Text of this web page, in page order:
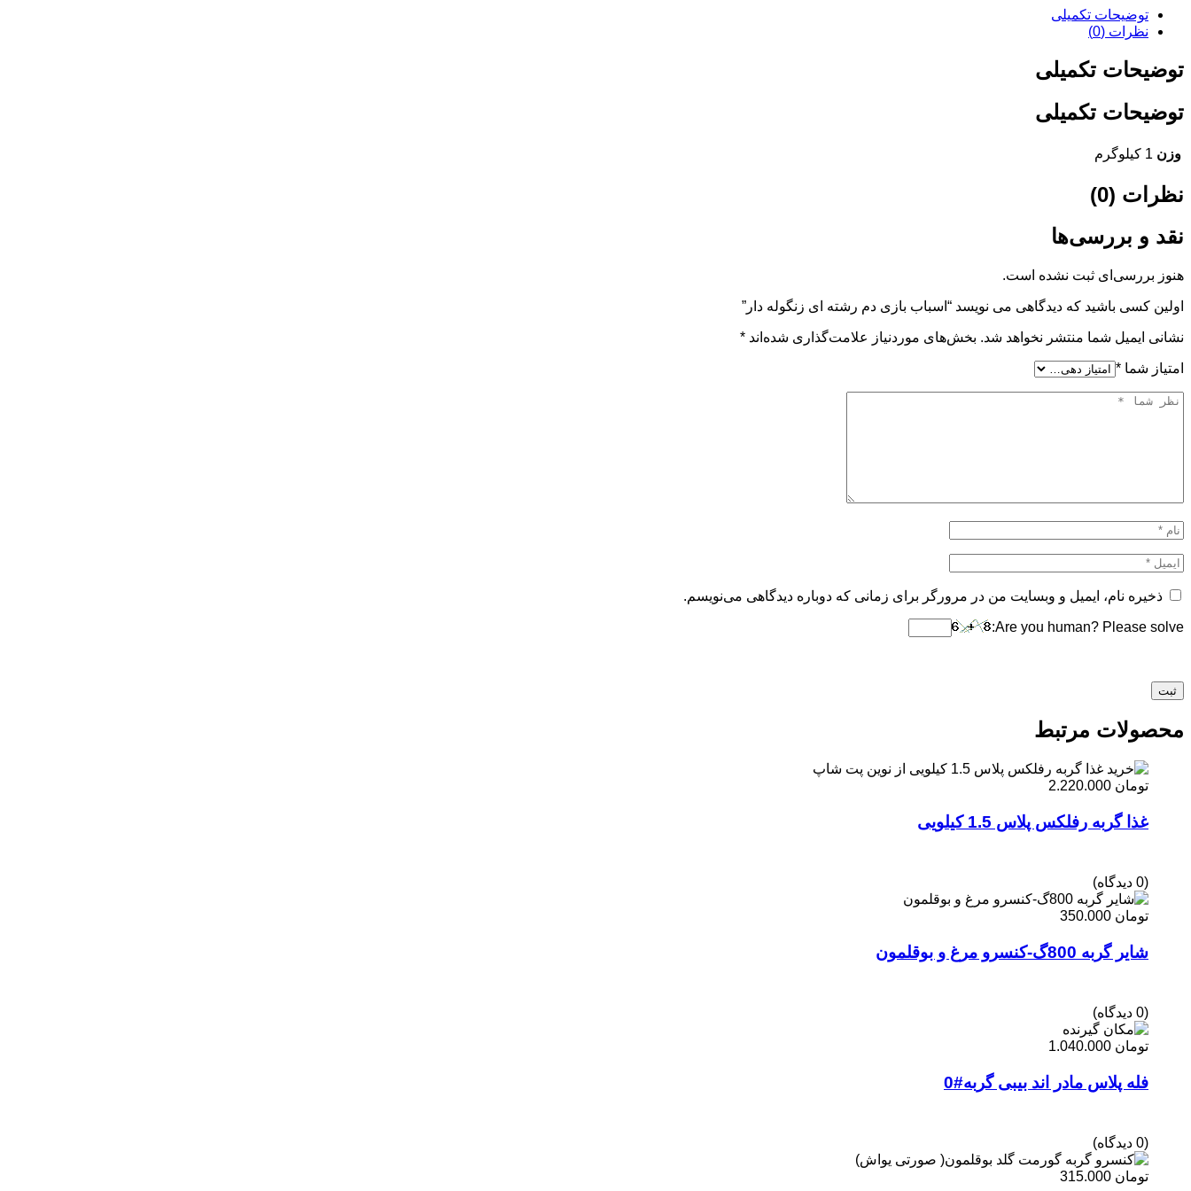
توضیحات تکمیلی
نظرات (0)
توضیحات تکمیلی
توضیحات تکمیلی
وزن 1 کیلوگرم
نظرات (0)
نقد و بررسی‌ها
هنوز بررسی‌ای ثبت نشده است.
اولین کسی باشید که دیدگاهی می نویسد “اسباب بازی دم رشته ای زنگوله دار”
نشانی ایمیل شما منتشر نخواهد شد. بخش‌های موردنیاز علامت‌گذاری شده‌اند *
امتیاز شما *
ذخیره نام، ایمیل و وبسایت من در مرورگر برای زمانی که دوباره دیدگاهی می‌نویسم.
Are you human? Please solve:
محصولات مرتبط
تومان
غذا گربه رفلکس پلاس 1.5 کیلویی
(0 دیدگاه)
تومان
شایر گربه 800گ-کنسرو مرغ و بوقلمون
(0 دیدگاه)
تومان
فله پلاس مادر اند بیبی گربه#0
(0 دیدگاه)
تومان